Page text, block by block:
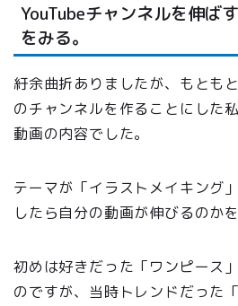
YouTubeチャンネルを伸ば
をみる。
紆余曲折ありましたが、もとも
のチャンネルを作ることにした
動画の内容でした。
テーマが「イラストメイキング
したら自分の動画が伸びるのか
初めは好きだった「ワンピース
のですが、当時トレンドだった